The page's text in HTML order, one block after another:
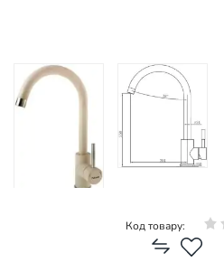
Код товару: